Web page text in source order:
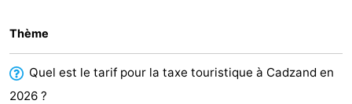
-
Thème
Quel est le tarif pour la taxe touristique à Cadzand en
2026 ?